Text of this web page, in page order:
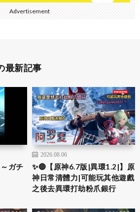
Advertisement
最新記事
ガチ
2026.08.06
✨🔴【原神6.7版|異環1.2|】原
神日常清體力|可能玩其他遊戲
之後去異環打劫粉爪銀行